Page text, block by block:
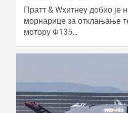
Пратт & Wхитнеy добио је
морнарице за отклањање
мотору Ф135…